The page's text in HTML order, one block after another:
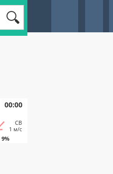
00:00
СВ
1 м/с
9%